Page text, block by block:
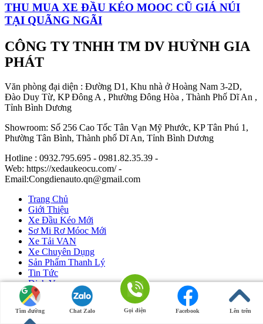
THU MUA XE ĐẦU KÉO MOOC CŨ GIÁ NÚI
TẠI QUÃNG NGÃI
CÔNG TY TNHH TM DV HUỲNH GIA
PHÁT
Văn phòng đại diện : Đường D1, Khu nhà ở Hoàng Nam 3-2D,
Đào Duy Từ, KP Đông A , Phường Đông Hòa , Thành Phố Dĩ An ,
Tỉnh Bình Dương
Showroom: Số 256 Cao Tốc Tân Vạn Mỹ Phước, KP Tân Phú 1,
Phường Tân Bình, Thành phố Dĩ An, Tỉnh Bình Dương
Hotline : 0932.795.695 - 0981.82.35.39 -
Web: https://xedaukeocu.com/ -
Email:Congdienauto.qn@gmail.com
Tìm đường Chat Zalo Gọi điện Facebook Lên trên
Trang Chủ
Giới Thiệu
Xe Đầu Kéo Mới
Sơ Mi Rơ Móoc Mới
Xe Tải VAN
Xe Chuyên Dụng
Sản Phẩm Thanh Lý
Tin Tức
Dịch Vụ
Liên Hệ
Ô Tô Huỳnh Gia Phát|Xe Đầu Kéo Mỹ by Huỳnh Gia Phát.